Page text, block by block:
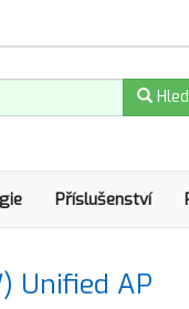
Příslušenství
Unified AP